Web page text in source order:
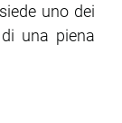
uno dei
una piena